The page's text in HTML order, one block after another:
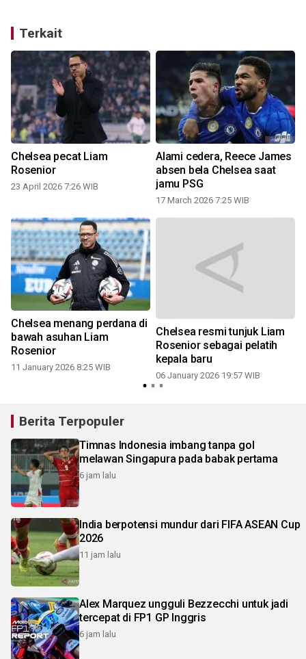
Terkait
Chelsea pecat Liam
Rosenior
23 April 2026 7:26 WIB
Alami cedera, Reece James
absen bela Chelsea saat
jamu PSG
17 March 2026 7:25 WIB
Chelsea menang perdana di
bawah asuhan Liam
Rosenior
11 January 2026 8:25 WIB
Chelsea resmi tunjuk Liam
Rosenior sebagai pelatih
kepala baru
06 January 2026 19:57 WIB
Berita Terpopuler
Timnas Indonesia imbang tanpa gol
melawan Singapura pada babak pertama
6 jam lalu
India berpotensi mundur dari FIFA ASEAN Cup
2026
11 jam lalu
Alex Marquez ungguli Bezzecchi untuk jadi
tercepat di FP1 GP Inggris
6 jam lalu